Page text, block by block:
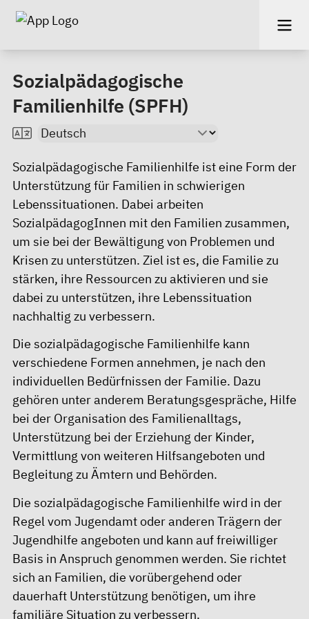
Sozialpädagogische
Familienhilfe (SPFH)
Sozialpädagogische Familienhilfe ist eine Form der
Unterstützung für Familien in schwierigen
Lebenssituationen. Dabei arbeiten
SozialpädagogInnen mit den Familien zusammen,
um sie bei der Bewältigung von Problemen und
Krisen zu unterstützen. Ziel ist es, die Familie zu
stärken, ihre Ressourcen zu aktivieren und sie
dabei zu unterstützen, ihre Lebenssituation
nachhaltig zu verbessern.
Die sozialpädagogische Familienhilfe kann
verschiedene Formen annehmen, je nach den
individuellen Bedürfnissen der Familie. Dazu
gehören unter anderem Beratungsgespräche, Hilfe
bei der Organisation des Familienalltags,
Unterstützung bei der Erziehung der Kinder,
Vermittlung von weiteren Hilfsangeboten und
Begleitung zu Ämtern und Behörden.
Die sozialpädagogische Familienhilfe wird in der
Regel vom Jugendamt oder anderen Trägern der
Jugendhilfe angeboten und kann auf freiwilliger
Basis in Anspruch genommen werden. Sie richtet
sich an Familien, die vorübergehend oder
dauerhaft Unterstützung benötigen, um ihre
familiäre Situation zu verbessern.